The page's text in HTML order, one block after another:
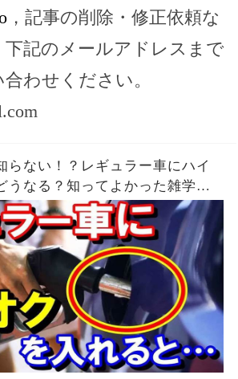
，記事の削除・修正依頼な
下記のメールアドレスまで
わせください。
らない！？レギュラー車にハイ
うなる？知ってよかった雑学
話題】